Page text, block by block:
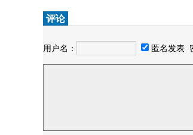
评论
用户名： 匿名发表